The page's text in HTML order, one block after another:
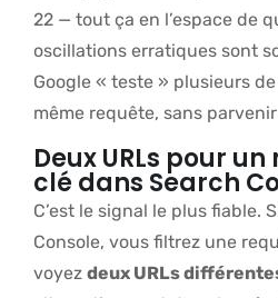
22 — tout ça en l’espace de
oscillations erratiques sont
Google « teste » plusieurs
même requête, sans
Deux URLs pour
clé dans Search
C’est le signal le plus fiable.
Console, vous filtrez une
voyez deux URLs